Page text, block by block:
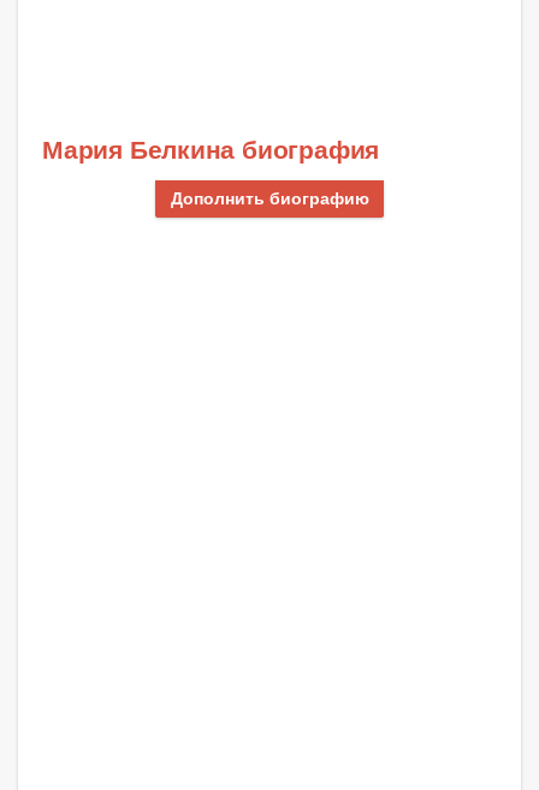
Мария Белкина биография
Дополнить биографию